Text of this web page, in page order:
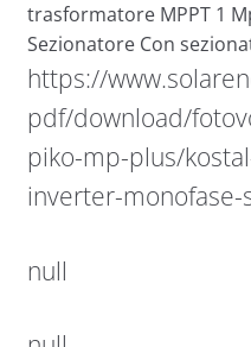
trasformatore MPPT 1
Sezionatore Con
https://
pdf/download/
piko-mp-plus/
inverter-
null